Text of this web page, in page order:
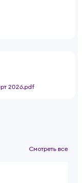
2026.pdf
Смотреть все